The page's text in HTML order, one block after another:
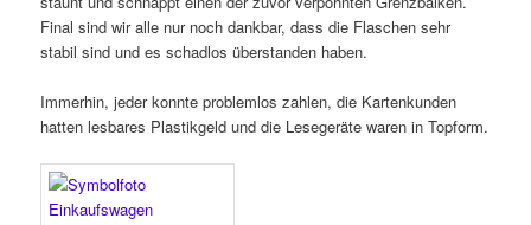
Final sind wir alle nur noch dankbar, dass die Flaschen sehr
stabil sind und es schadlos überstanden haben.
Immerhin, jeder konnte problemlos zahlen, die Kartenkunden
hatten lesbares Plastikgeld und die Lesegeräte waren in Topform.